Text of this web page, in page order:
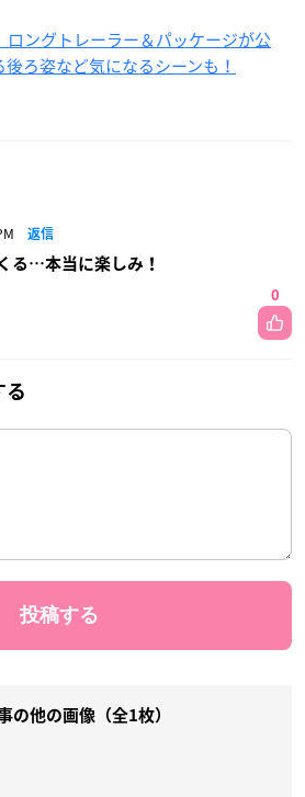
ロングトレーラー＆パッケージが公
ろ姿など気になるシーンも！
返信
る…本当に楽しみ！
0
る
の他の画像（全1枚）